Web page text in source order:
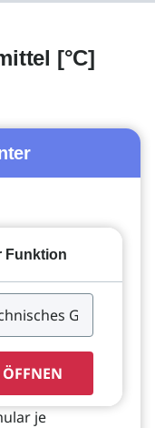
[°C]
Funktion
je